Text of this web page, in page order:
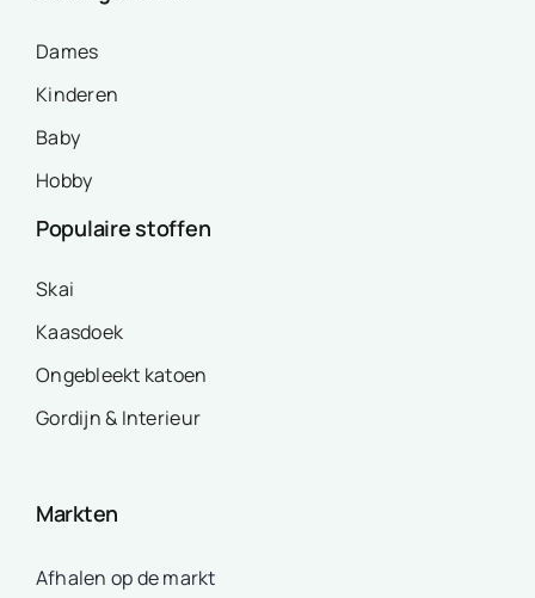
Dames
Kinderen
Baby
Hobby
Populaire stoffen
Skai
Kaasdoek
Ongebleekt katoen
Gordijn & Interieur
Markten
Afhalen op de markt